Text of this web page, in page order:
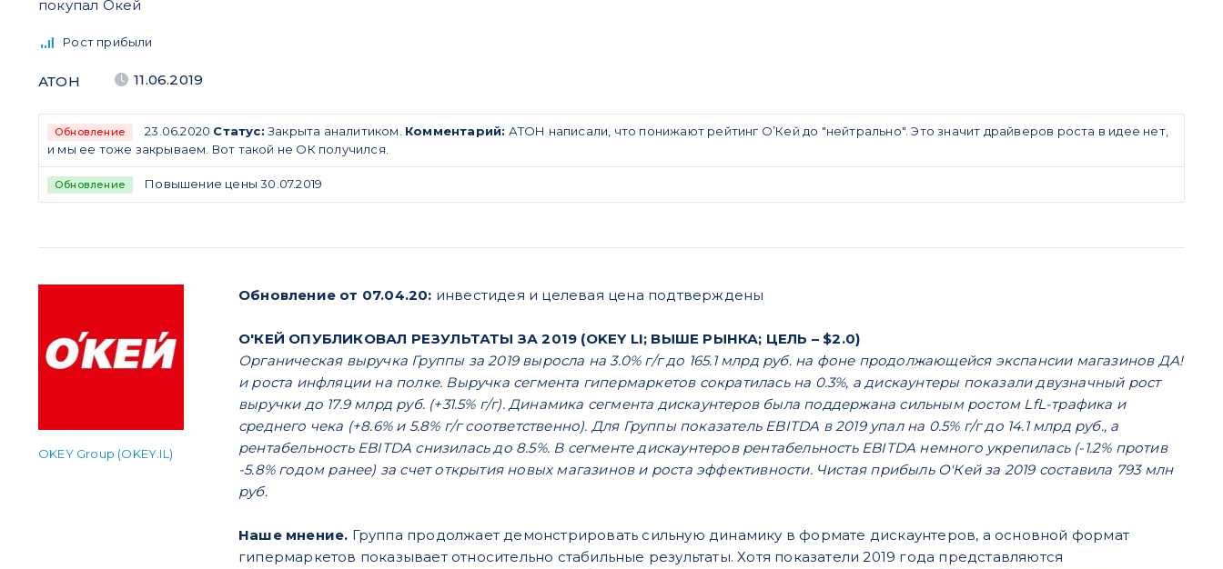
покупал Окей
Рост прибыли
АТОН 11.06.2019
Обновление 23.06.2020 Статус: Закрыта аналитиком. Комментарий: АТОН написали, что понижают рейтинг О’Кей до "нейтрально". Это значит драйверов роста в идее нет,
и мы ее тоже закрываем. Вот такой не ОК получился.
Обновление Повышение цены 30.07.2019
OKEY Group (OKEY.IL)
Обновление от 07.04.20: инвестидея и целевая цена подтверждены
O'КЕЙ ОПУБЛИКОВАЛ РЕЗУЛЬТАТЫ ЗА 2019 (OKEY LI; ВЫШЕ РЫНКА; ЦЕЛЬ – $2.0)
Органическая выручка Группы за 2019 выросла на 3.0% г/г до 165.1 млрд руб. на фоне продолжающейся экспансии магазинов ДА!
и роста инфляции на полке. Выручка сегмента гипермаркетов сократилась на 0.3%, а дискаунтеры показали двузначный рост
выручки до 17.9 млрд руб. (+31.5% г/г). Динамика сегмента дискаунтеров была поддержана сильным ростом LfL-трафика и
среднего чека (+8.6% и 5.8% г/г соответственно). Для Группы показатель EBITDA в 2019 упал на 0.5% г/г до 14.1 млрд руб., а
рентабельность EBITDA снизилась до 8.5%. В сегменте дискаунтеров рентабельность EBITDA немного укрепилась (-1.2% против
-5.8% годом ранее) за счет открытия новых магазинов и роста эффективности. Чистая прибыль O'Кей за 2019 составила 793 млн
руб.
Наше мнение. Группа продолжает демонстрировать сильную динамику в формате дискаунтеров, а основной формат
гипермаркетов показывает относительно стабильные результаты. Хотя показатели 2019 года представляются